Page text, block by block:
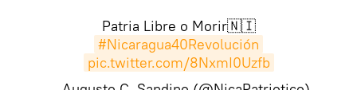
Patria Libre o Morir🇳🇮
#Nicaragua40Revolución
pic.twitter.com/8NxmI0Uzfb